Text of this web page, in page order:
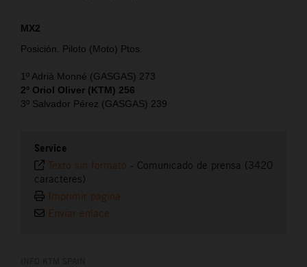
MX2
Posición. Piloto (Moto) Ptos.
1º Adrià Monné (GASGAS) 273
2º Oriol Oliver (KTM) 256
3º Salvador Pérez (GASGAS) 239
Service
Texto sin formato - Comunicado de prensa (3420
caracteres)
Imprimir página
Enviar enlace